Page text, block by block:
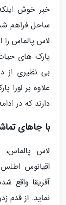
خبر خوش
ساحل فراهم
لاس پالماس را
پارک های
بی نظیری از
علاوه بر لورا
دارند که در
با جاهای
لاس
اقیانوس
آفریقا واقع
نماید. از قدم